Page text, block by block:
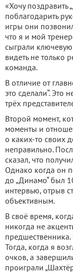
«Хочу
поблагодарить
игры они
что я и мой
сыграли
видеть не только
команда.
В отличие от
это сделали“. Это
трёх
Второй момент,
моменты и
о каких-то своих
неправильно.
сказал, что
Однако когда он
до „Динамо“ был
интервью, отрыв
объективным.
В своё время,
никогда не
предшественника.
Тогда, когда я
очков, а
проиграли